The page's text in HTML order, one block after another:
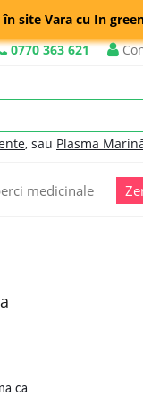
site Vara cu In
0770 363 621
, sau Plasma
medicinale
ca